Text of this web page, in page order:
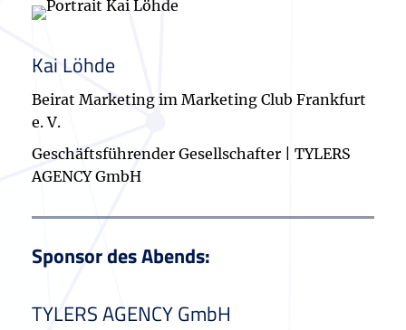
Kai Löhde
Beirat Marketing im Marketing Club Frankfurt
e. V.
Geschäftsführender Gesellschafter | TYLERS
AGENCY GmbH
Sponsor des Abends:
TYLERS AGENCY GmbH